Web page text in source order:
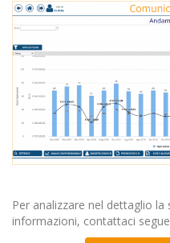
Per analizzare nel dettaglio
informazioni, contattaci